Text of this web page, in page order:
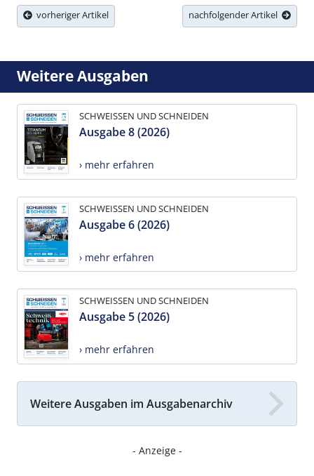
vorheriger Artikel nachfolgender Artikel
Weitere Ausgaben
SCHWEISSEN UND SCHNEIDEN
Ausgabe 8 (2026)
› mehr erfahren
SCHWEISSEN UND SCHNEIDEN
Ausgabe 6 (2026)
› mehr erfahren
SCHWEISSEN UND SCHNEIDEN
Ausgabe 5 (2026)
› mehr erfahren
Weitere Ausgaben im Ausgabenarchiv
- Anzeige -